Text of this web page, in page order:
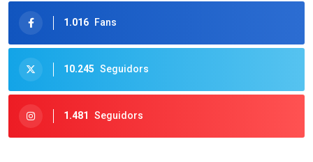
1.016 Fans
10.245 Seguidors
1.481 Seguidors